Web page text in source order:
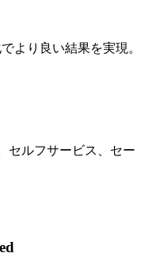
より良い結果を実現。
セルフサービス、セー